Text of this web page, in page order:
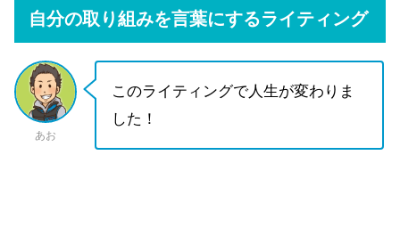
自分の取り組みを言葉にするライティング
あお
このライティングで人生が変わりま
した！